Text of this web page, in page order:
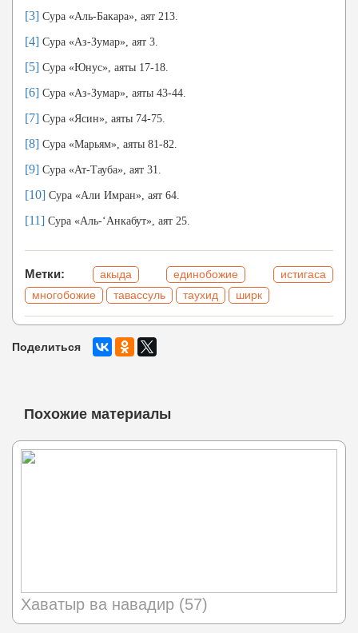
[3] Сура «Аль-Бакара», аят 213.
[4] Сура «Аз-Зумар», аят 3.
[5] Сура «Юнус», аяты 17-18.
[6] Сура «Аз-Зумар», аяты 43-44.
[7] Сура «Ясин», аяты 74-75.
[8] Сура «Марьям», аяты 81-82.
[9] Сура «Ат-Тауба», аят 31.
[10] Сура «Али Имран», аят 64.
[11] Сура «Аль-‘Анкабут», аят 25.
Метки: акыда единобожие
истигаса
многобожие
тавассуль таухид ширк
Поделиться
Похожие материалы
Хаватыр ва навадир (57)